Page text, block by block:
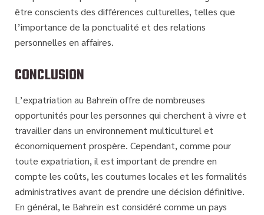
être conscients des différences culturelles, telles que
l’importance de la ponctualité et des relations
personnelles en affaires.
CONCLUSION
L’expatriation au Bahreïn offre de nombreuses
opportunités pour les personnes qui cherchent à vivre et
travailler dans un environnement multiculturel et
économiquement prospère. Cependant, comme pour
toute expatriation, il est important de prendre en
compte les coûts, les coutumes locales et les formalités
administratives avant de prendre une décision définitive.
En général, le Bahreïn est considéré comme un pays